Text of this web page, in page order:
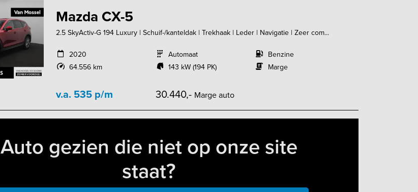
Mazda CX-5
2.5 SkyActiv-G 194 Luxury | Schuif-/kanteldak | Trekhaak | Leder | Navigatie | Zeer com...
2020
64.556 km
Automaat
143 kW (194 PK)
Benzine
Marge
v.a. 535 p/m 30.440,- Marge auto
Auto gezien die niet op onze site
staat?